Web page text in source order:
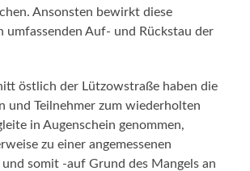
Ansonsten bewirkt diese
umfassenden Auf- und Rückstau der
östlich der Lützowstraße haben die
und Teilnehmer zum wiederholten
in Augenschein genommen,
zu einer angemessenen
somit -auf Grund des Mangels an